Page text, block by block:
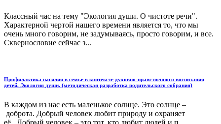
Классный час на тему "Экология души. О чистоте речи".
Характерной чертой нашего времени является то, что мы
очень много говорим, не задумываясь, просто говорим, и все.
Сквернословие сейчас з...
Профилактика насилия в семье в контексте духовно-нравственного воспитания
детей. Экология души. (методическая разработка родительского собрания)
В каждом из нас есть маленькое солнце. Это солнце –
доброта. Добрый человек любит природу и охраняет
её. Добрый человек – это тот, кто любит людей и п...